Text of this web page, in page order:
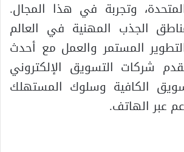
وتجربة في هذا المجال.
الجذب المهنية في العالم
المستمر والعمل مع أحدث
شركات التسويق الإلكتروني
الكافية وسلوك المستهلك
عبر الهاتف.